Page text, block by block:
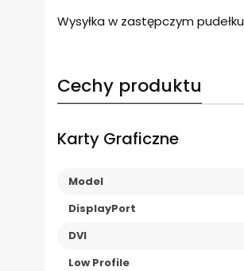
Wysyłka w zastępczym pudełku
Cechy produktu
Karty Graficzne
Model
DisplayPort
DVI
Low Profile